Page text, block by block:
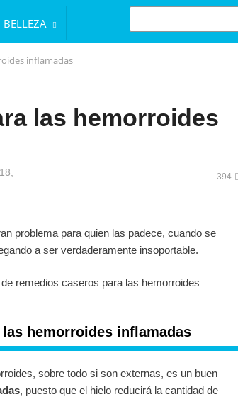
BELLEZA
BUSCAR
inflamadas
las hemorroides
394
problema para quien las padece, cuando se
a ser verdaderamente insoportable.
remedios caseros para las hemorroides
hemorroides inflamadas
sobre todo si son externas, es un buen
, puesto que el hielo reducirá la cantidad de